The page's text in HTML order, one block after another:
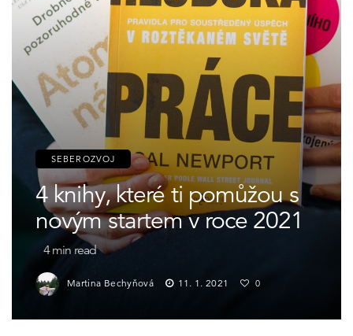
SEBEROZVOJ
4 knihy, které ti pomůžou s
novým startem v roce 2021
4min read
Martina Bechyňová 11. 1. 2021 0